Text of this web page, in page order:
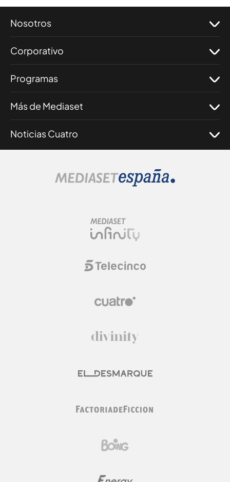
Nosotros
Corporativo
Programas
Más de Mediaset
Noticias Cuatro